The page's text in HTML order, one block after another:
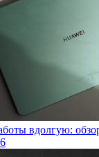
вдолгую: